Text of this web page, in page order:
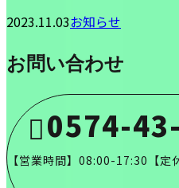
2023.11.03お知らせ
お問い合わせ
0574-
【営業時間】08:00-17:30【定